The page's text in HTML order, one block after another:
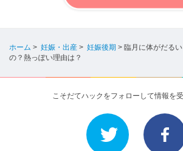
ホーム > 妊娠・出産 > 妊娠後期 > 臨月に体がだる
の？熱っぽい理由は？
こそだてハックをフォローして情報を